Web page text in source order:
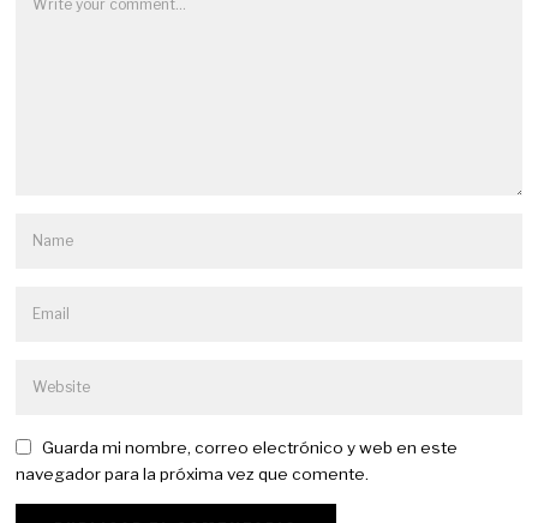
Guarda mi nombre, correo electrónico y web en este
navegador para la próxima vez que comente.